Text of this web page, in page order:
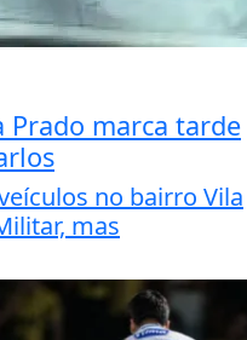
Prado marca tarde
no bairro Vila
mas